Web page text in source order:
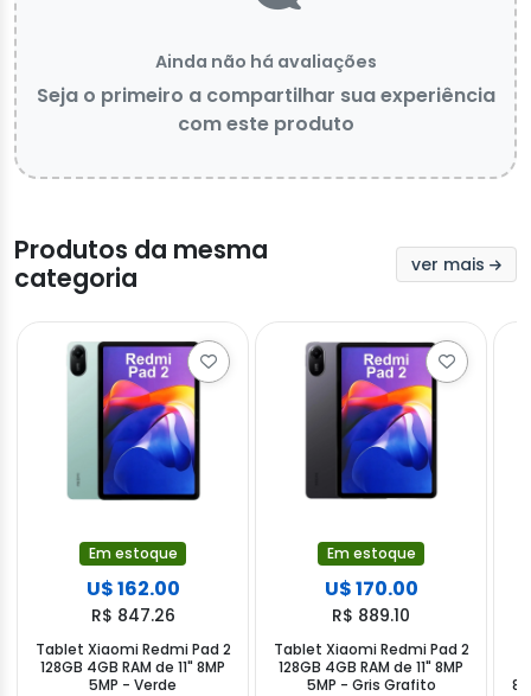
Ainda não há avaliações
Seja o primeiro a compartilhar sua experiência
com este produto
Produtos da mesma
categoria
ver mais
Em estoque
U$ 162.00
R$ 847.26
Tablet Xiaomi Redmi Pad 2
128GB 4GB RAM de 11" 8MP
5MP - Verde
Em estoque
U$ 170.00
R$ 889.10
Tablet Xiaomi Redmi Pad 2
128GB 4GB RAM de 11" 8MP
5MP - Gris Grafito